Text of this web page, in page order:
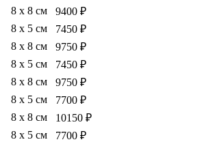
8 х 8 см
9400 ₽
8 х 5 см
7450 ₽
8 х 8 см
9750 ₽
8 х 5 см
7450 ₽
8 х 8 см
9750 ₽
8 х 5 см
7700 ₽
8 х 8 см
10150 ₽
8 х 5 см
7700 ₽